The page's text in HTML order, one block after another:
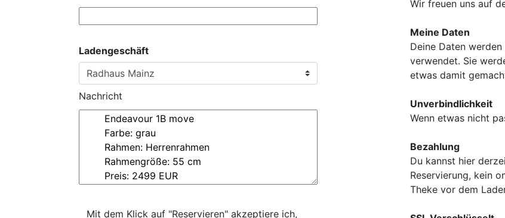
Ladengeschäft
Nachricht
Mit dem Klick auf "Reservieren" akzeptiere ich,
Wir freuen uns auf
Meine Daten
Deine Daten
verwendet. Sie
etwas damit
Unverbindlichkeit
Wenn etwas nicht
Bezahlung
Du kannst hier
Reservierung, kein
Theke vor dem